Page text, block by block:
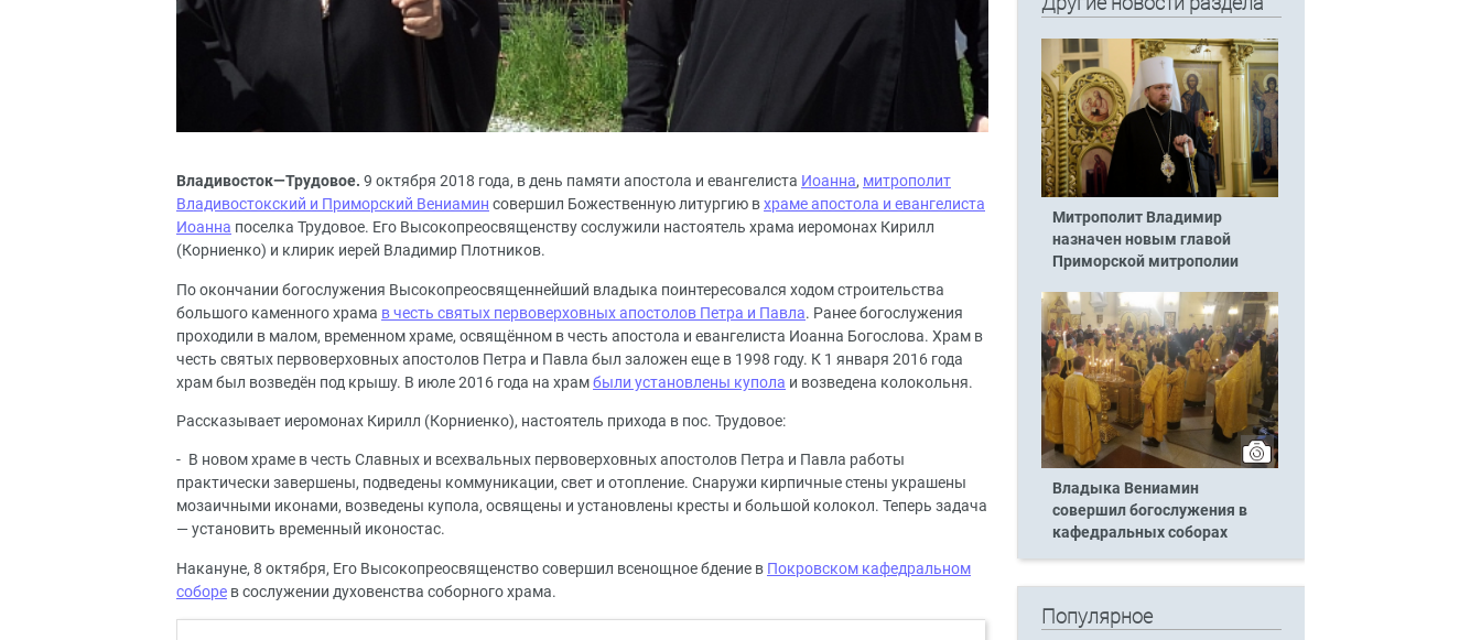
Владивосток—Трудовое. 9 октября 2018 года, в день памяти апостола и евангелиста Иоанна, митрополит
Владивостокский и Приморский Вениамин совершил Божественную литургию вхраме апостола и евангелиста
Иоанна поселка Трудовое. Его Высокопреосвященству сослужили настоятель храма иеромонах Кирилл
(Корниенко) и клирик иерей Владимир Плотников.
По окончании богослужения Высокопреосвященнейший владыка поинтересовался ходом строительства
большого каменного храма в честь святых первоверховных апостолов Петра и Павла. Ранее богослужения
проходили в малом, временном храме, освящённом в честь апостола и евангелиста Иоанна Богослова. Храм в
честь святых первоверховных апостолов Петра и Павла был заложен еще в 1998 году. К 1 января 2016 года
храм был возведён под крышу. В июле 2016 года на храмбыли установлены купола и возведена колокольня.
Рассказывает иеромонах Кирилл (Корниенко), настоятель прихода в пос. Трудовое:
- В новом храме в честь Славных и всехвальных первоверховных апостолов Петра и Павла работы
практически завершены, подведены коммуникации, свет и отопление. Снаружи кирпичные стены украшены
мозаичными иконами, возведены купола, освящены и установлены кресты и большой колокол. Теперь задача
— установить временный иконостас.
Накануне, 8 октября, Его Высокопреосвященство совершил всенощное бдение в Покровском кафедральном
соборе в сослужении духовенства соборного храма.
Митрополит Владимир
назначен новым главой
Приморской митрополии
Владыка Вениамин
совершил богослужения в
кафедральных соборах
Популярное